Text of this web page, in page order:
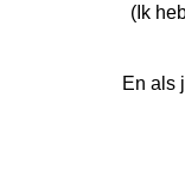
(Ik
En als